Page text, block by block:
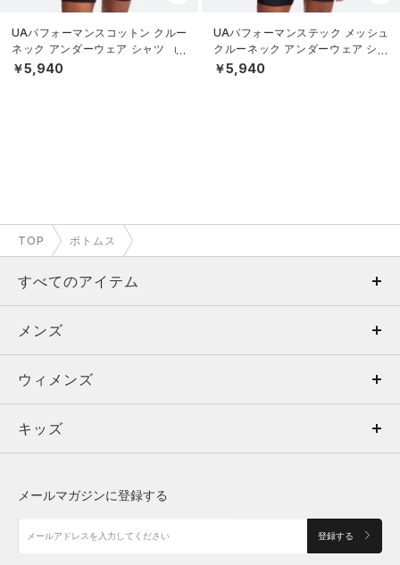
UAパフォーマンスコットン クルー
ネック アンダーウェア シャツ （2
枚セット）（ライフスタイル/ME
￥5,940
UAパフォーマンステック メッシュ
クルーネック アンダーウェア シャ
ツ （2枚セット）（ライフスタイル/
￥5,940
TOP ボトムス
すべてのアイテム
メンズ
ウィメンズ
キッズ
アクセサリー
メンズ
トップス
ボトムス
アクセサリー
ウィメンズ
トップス
シューズ
キッズ
メールマガジンに登録する
登録する